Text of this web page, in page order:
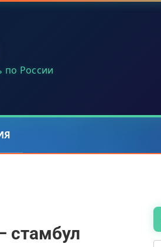
по России
стамбул